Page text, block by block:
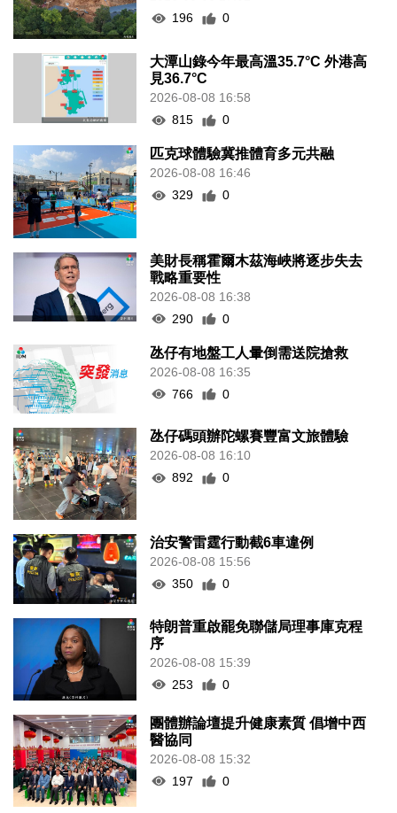
196
0
大潭山錄今年最高溫35.7°C 外港高
見36.7°C
2026-08-08 16:58
815
0
匹克球體驗冀推體育多元共融
2026-08-08 16:46
329
0
美財長稱霍爾木茲海峽將逐步失去
戰略重要性
2026-08-08 16:38
290
0
氹仔有地盤工人暈倒需送院搶救
2026-08-08 16:35
766
0
氹仔碼頭辦陀螺賽豐富文旅體驗
2026-08-08 16:10
892
0
治安警雷霆行動截6車違例
2026-08-08 15:56
350
0
特朗普重啟罷免聯儲局理事庫克程
序
2026-08-08 15:39
253
0
團體辦論壇提升健康素質 倡增中西
醫協同
2026-08-08 15:32
197
0